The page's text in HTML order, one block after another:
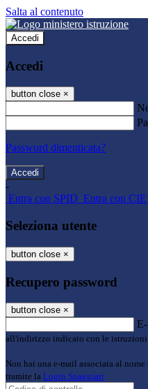
Salta al contenuto
Accedi
Accedi
button close ×
Password dimenticata?
-
Entra con SPID Entra con CIE
Seleziona utente
button close ×
Recupero password
button close ×
all'indirizzo indicato con le istruzioni
Non hai una e-mail associata al
tramite la Login Spaggiari